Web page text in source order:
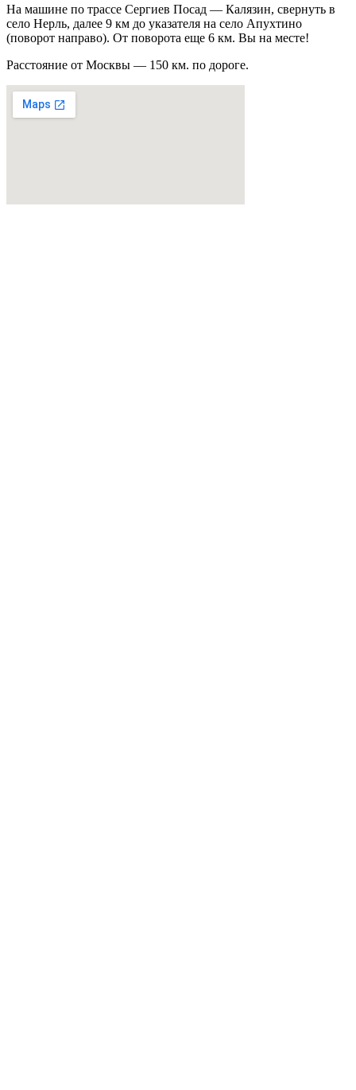
На машине по трассе Сергиев Посад — Калязин, свернуть в
село Нерль, далее 9 км до указателя на село Апухтино
(поворот направо). От поворота еще 6 км. Вы на месте!
Расстояние от Москвы — 150 км. по дороге.